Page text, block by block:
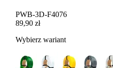
PWB-3D-F4076
89,90 zł
Wybierz wariant